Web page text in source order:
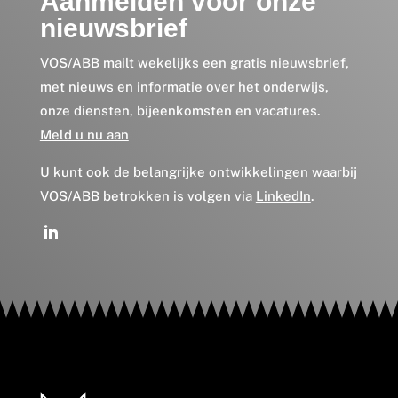
nieuwsbrief
VOS/ABB mailt wekelijks een gratis nieuwsbrief,
met nieuws en informatie over het onderwijs,
onze diensten, bijeenkomsten en vacatures.
Meld u nu aan
U kunt ook de belangrijke ontwikkelingen waarbij
VOS/ABB betrokken is volgen via LinkedIn.